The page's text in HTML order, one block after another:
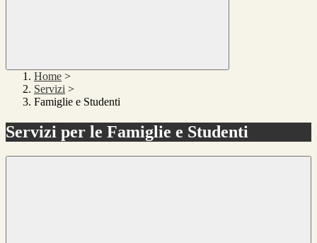
Home >
Servizi >
Famiglie e Studenti
Servizi per le Famiglie e Studenti